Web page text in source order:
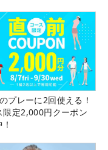
プレーに2回使える！
限定2,000円クーポン